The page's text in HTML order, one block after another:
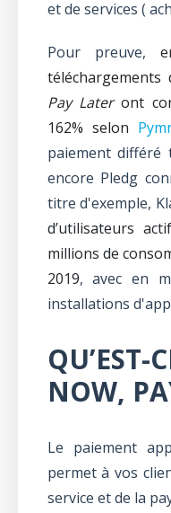
et de services (
Pour preuve,
téléchargements
Pay Lateront
162% selon
paiement différé
encore Pledg
titre d'exemple,
d’utilisateurs
millions de
2019, avec en
installations
QU’EST-
NOW,
Le paiement
permet à vos
service et de la